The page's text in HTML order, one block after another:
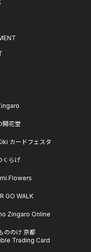
開花堂
カードフェスタ
くらげ
GO WALK
Zingaro Online
ののけ 京都
Trading Card